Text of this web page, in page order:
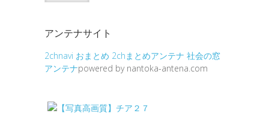
アンテナサイト
2chnavi おまとめ 2chまとめアンテナ 社会の窓
アンテナpowered by nantoka-antena.com